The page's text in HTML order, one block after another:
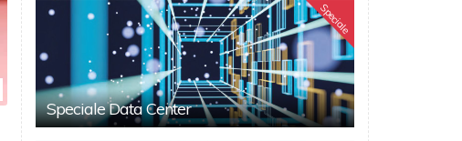
Speciale
Speciale Data Center